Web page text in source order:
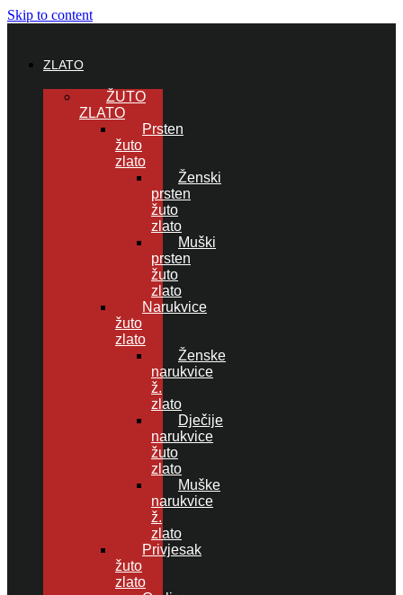
Skip to content
ZLATO
ŽUTO
ZLATO
Prsten
žuto
zlato
Ženski
prsten
žuto
zlato
Muški
prsten
žuto
zlato
Narukvice
žuto
zlato
Ženske
narukvice
ž.
zlato
Dječije
narukvice
žuto
zlato
Muške
narukvice
ž.
zlato
Privjesak
žuto
zlato